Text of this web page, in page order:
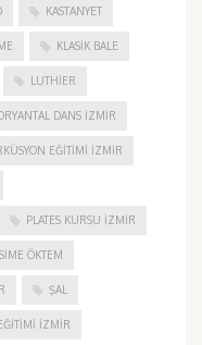
KASTANYET
KLASIK BALE
LUTHIER
DANS İZMIR
EĞITIMI İZMIR
PLATES KURSU İZMIR
ÖKTEM
ŞAL
İZMIR